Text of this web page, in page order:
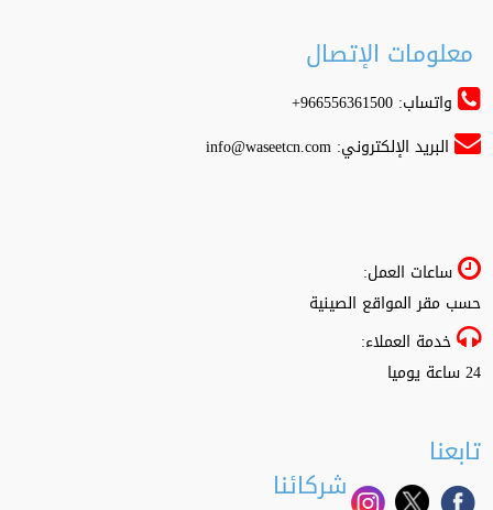
معلومات الإتصال
واتساب: 966556361500+
البريد الإلكتروني:info@waseetcn.com
ساعات العمل:
حسب مقر المواقع الصينية
خدمة العملاء:
24 ساعة يوميا
تابعنا
شركائنا